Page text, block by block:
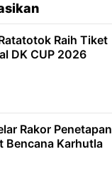
Raih Tiket
DK CUP 2026
Rakor Penetapan
Bencana Karhutla